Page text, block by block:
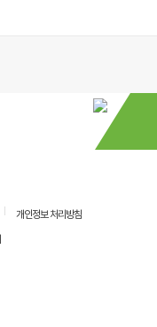
개인정보 처리방침